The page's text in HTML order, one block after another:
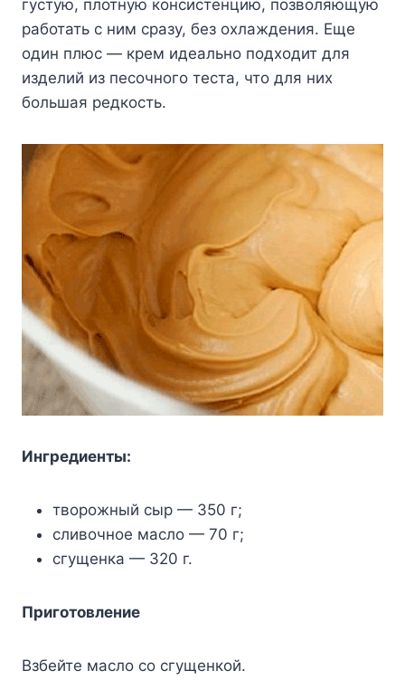
густую, плотную консистенцию, позволяющую
работать с ним сразу, без охлаждения. Еще
один плюс — крем идеально подходит для
изделий из песочного теста, что для них
большая редкость.
Ингредиенты:
творожный сыр — 350 г;
сливочное масло — 70 г;
сгущенка — 320 г.
Приготовление
Взбейте масло со сгущенкой.